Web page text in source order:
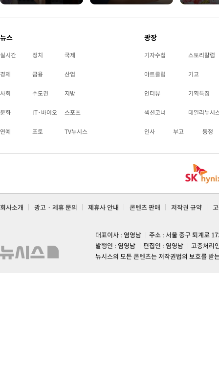
뉴스
실시간 정치 국제
경제 금융 산업
사회 수도권 지방
문화 IT·바이오 스포츠
연예 포토 TV뉴시스
광장
기자수첩 스토리칼럼
아트클럽 기고
인터뷰 기획특집
섹션코너 데일리뉴시
인사 부고 동정
회사소개 광고 · 제휴 문의 제휴사 안내 콘텐츠 판매 저작권 규약
대표이사 : 염영남
주소 : 서울 중구 퇴계로
발행인 : 염영남
편집인 : 염영남
고충처리
뉴시스의 모든 콘텐츠는 저작권법의 보호를